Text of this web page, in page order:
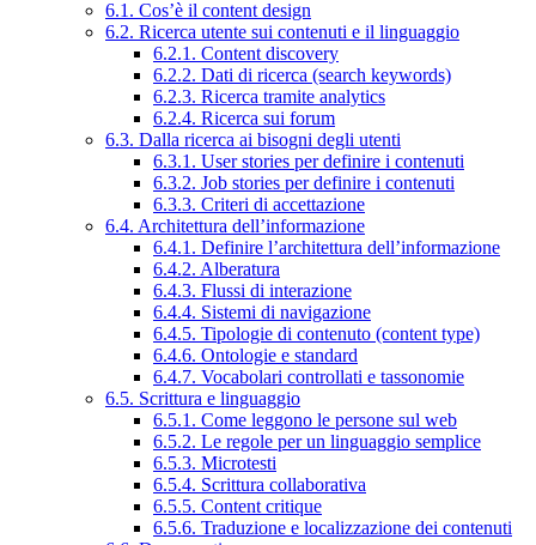
6.1. Cos’è il content design
6.2. Ricerca utente sui contenuti e il linguaggio
6.2.1. Content discovery
6.2.2. Dati di ricerca (search keywords)
6.2.3. Ricerca tramite analytics
6.2.4. Ricerca sui forum
6.3. Dalla ricerca ai bisogni degli utenti
6.3.1. User stories per definire i contenuti
6.3.2. Job stories per definire i contenuti
6.3.3. Criteri di accettazione
6.4. Architettura dell’informazione
6.4.1. Definire l’architettura dell’informazione
6.4.2. Alberatura
6.4.3. Flussi di interazione
6.4.4. Sistemi di navigazione
6.4.5. Tipologie di contenuto (content type)
6.4.6. Ontologie e standard
6.4.7. Vocabolari controllati e tassonomie
6.5. Scrittura e linguaggio
6.5.1. Come leggono le persone sul web
6.5.2. Le regole per un linguaggio semplice
6.5.3. Microtesti
6.5.4. Scrittura collaborativa
6.5.5. Content critique
6.5.6. Traduzione e localizzazione dei contenuti